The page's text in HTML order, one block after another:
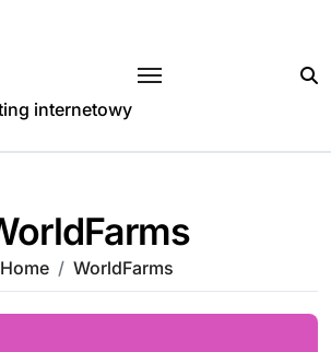
internetowy
Home WorldFarms